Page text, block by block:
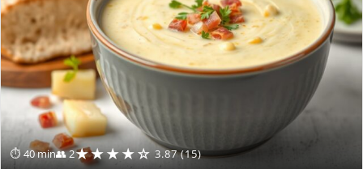
⏱ 40 min👥 2★★★★☆ 3.87 (15)